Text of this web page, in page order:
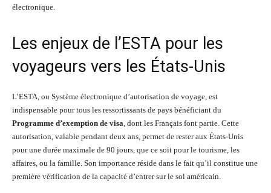
électronique.
Les enjeux de l’ESTA pour les
voyageurs vers les États-Unis
L’ESTA, ou Système électronique d’autorisation de voyage, est
indispensable pour tous les ressortissants de pays bénéficiant du
Programme d’exemption de visa, dont les Français font partie. Cette
autorisation, valable pendant deux ans, permet de rester aux États-Unis
pour une durée maximale de 90 jours, que ce soit pour le tourisme, les
affaires, ou la famille. Son importance réside dans le fait qu’il constitue une
première vérification de la capacité d’entrer sur le sol américain.